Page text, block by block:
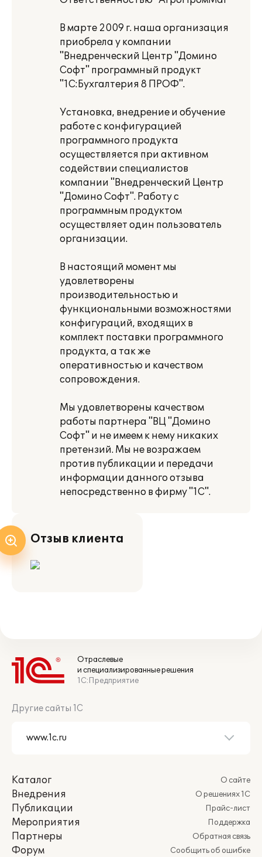
В марте 2009 г. наша организация
приобрела у компании
"Внедренческий Центр "Домино
Софт" программный продукт
"1С:Бухгалтерия 8 ПРОФ".
Установка, внедрение и обучение
работе с конфигурацией
программного продукта
осуществляется при активном
содействии специалистов
компании "Внедренческий Центр
"Домино Софт". Работу с
программным продуктом
осуществляет один пользователь
организации.
В настоящий момент мы
удовлетворены
производительностью и
функциональными возможностями
конфигураций, входящих в
комплект поставки программного
продукта, а так же
оперативностью и качеством
сопровождения.
Мы удовлетворены качеством
работы партнера "ВЦ "Домино
Софт" и не имеем к нему никаких
претензий. Мы не возражаем
против публикации и передачи
информации данного отзыва
непосредственно в фирму "1С".
Отзыв клиента
Отраслевые
и специализированные решения
1С:Предприятие
Другие сайты 1С
Каталог
Внедрения
Публикации
Мероприятия
Партнеры
Форум
О сайте
О решениях 1С
Прайс-лист
Поддержка
Обратная связь
Сообщить об ошибке